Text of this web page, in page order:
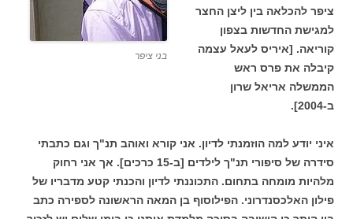
בני ציפר
ציפר להכלאה בין ליצן החצר
למגישת החדשות בצפון
קוריאה. [איריס לעאל עצמה
קיבלה את פרס ראש
הממשלה אריאל שרון
ב-2004].
איני יודע למה הוזמנתי לדיון. אני קורא ואוהב תנ"ך וגם כתבתי
סידרה של סיפורי תנ"ך לילדים [ב-15 כרכים]. אך אני רחוק
מלהיות מומחה בתחום. התכוננתי לדיון והכנתי קטע מדבריו של
פילון האלכסנדרוני. הפילוסוף בן המאה הראשונה לספירה כתב